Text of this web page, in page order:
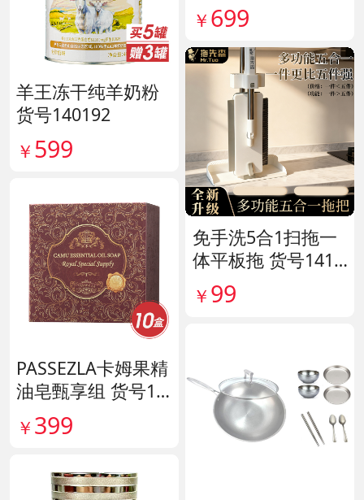
羊王冻干纯羊奶粉
货号140192
￥ 599
PASSEZLA卡姆果精
油皂甄享组 货号14
0198
￥ 399
￥ 699
免手洗5合1扫拖一
体平板拖 货号1415
80
￥ 99